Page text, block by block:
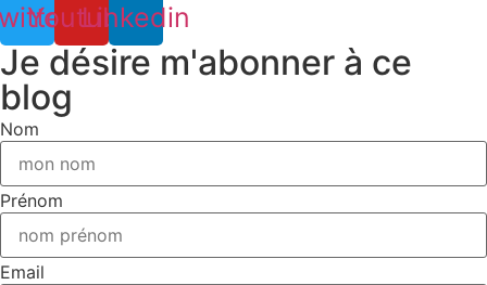
YoutubeLinkedin
Je désire m'abonner à ce
blog
Nom
Prénom
Email